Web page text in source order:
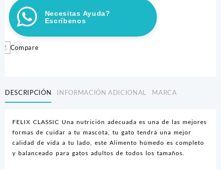
X
85
GR
cantidad
Necesitas Ayuda?
Escríbenos
Compare
DESCRIPCIÓN INFORMACIÓN ADICIONAL MARCA
FELIX CLASSIC Una nutrición adecuada es una de las mejores
formas de cuidar a tu mascota, tu gato tendrá una mejor
calidad de vida a tu lado, este Alimento húmedo es completo
y balanceado para gatos adultos de todos los tamaños.